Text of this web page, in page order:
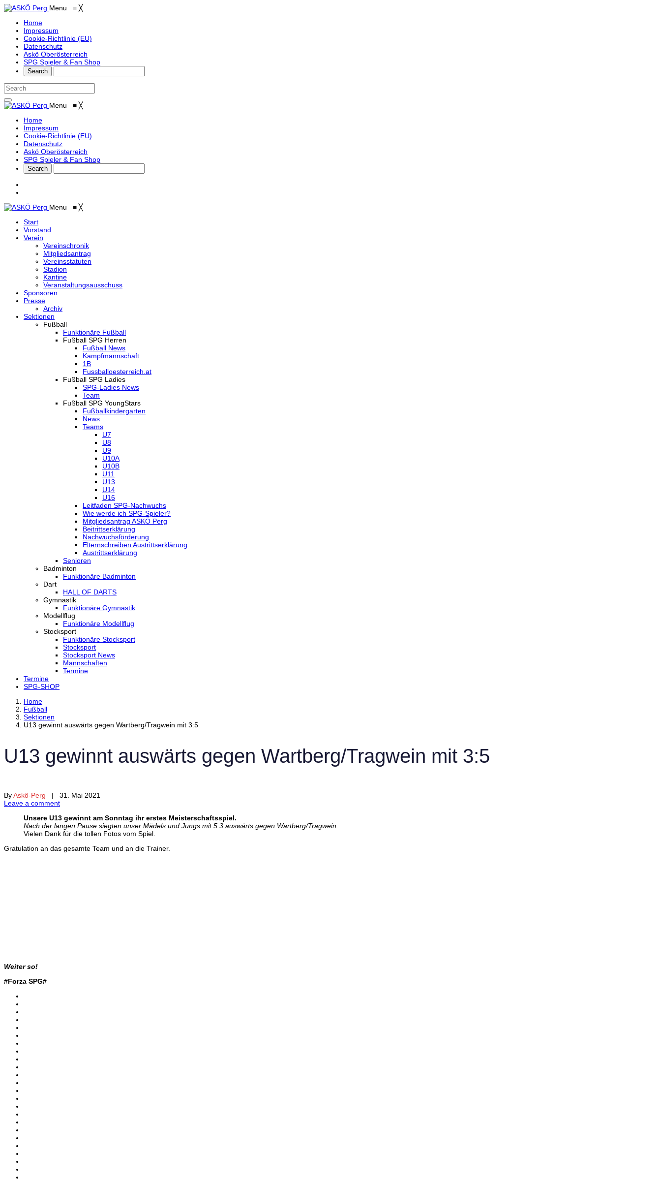
Menu ≡ ╳
Home
Impressum
Cookie-Richtlinie (EU)
Datenschutz
Askö Oberösterreich
SPG Spieler & Fan Shop
Menu ≡ ╳
Home
Impressum
Cookie-Richtlinie (EU)
Datenschutz
Askö Oberösterreich
SPG Spieler & Fan Shop
Menu ≡ ╳
Start
Vorstand
Verein
Vereinschronik
Mitgliedsantrag
Vereinsstatuten
Stadion
Kantine
Veranstaltungsausschuss
Sponsoren
Presse
Archiv
Sektionen
Fußball
Funktionäre Fußball
Fußball SPG Herren
Fußball News
Kampfmannschaft
1B
Fussballoesterreich.at
Fußball SPG Ladies
SPG-Ladies News
Team
Fußball SPG YoungStars
Fußballkindergarten
News
Teams
U7
U8
U9
U10A
U10B
U11
U13
U14
U16
Leitfaden SPG-Nachwuchs
Wie werde ich SPG-Spieler?
Mitgliedsantrag ASKÖ Perg
Beitrittserklärung
Nachwuchsförderung
Elternschreiben Austrittserklärung
Austrittserklärung
Senioren
Badminton
Funktionäre Badminton
Dart
HALL OF DARTS
Gymnastik
Funktionäre Gymnastik
Modellflug
Funktionäre Modellflug
Stocksport
Funktionäre Stocksport
Stocksport
Stocksport News
Mannschaften
Termine
Termine
SPG-SHOP
Home
Fußball
Sektionen
U13 gewinnt auswärts gegen Wartberg/Tragwein mit 3:5
U13 gewinnt auswärts gegen Wartberg/Tragwein mit 3:5
ByAskö-Perg | 31. Mai 2021
Leave a comment
Unsere U13 gewinnt am Sonntag ihr erstes Meisterschaftsspiel.
Nach der langen Pause siegten unser Mädels und Jungs mit 5:3 auswärts gegen Wartberg/Tragwein.
Vielen Dank für die tollen Fotos vom Spiel.
Gratulation an das gesamte Team und an die Trainer.
Weiter so!
#Forza SPG#